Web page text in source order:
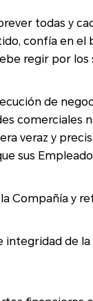
una de las
en el buen juicio
regir por
justos y
nacionales e
veraz y
que sus
Compañía y
integridad de